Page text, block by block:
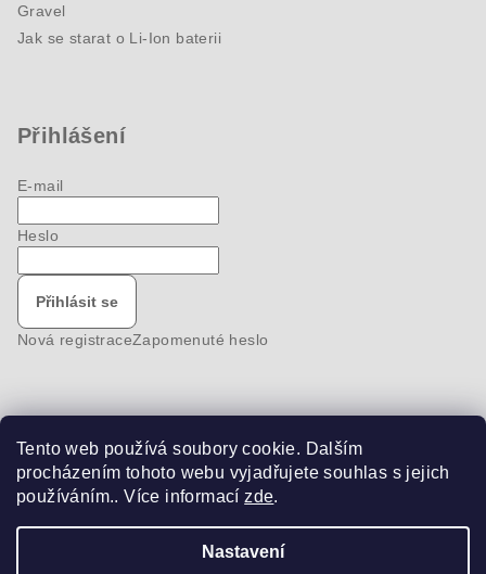
Tento web používá soubory cookie. Dalším
procházením tohoto webu vyjadřujete souhlas s jejich
používáním.. Více informacízde.
Nastavení
Gravel
Jak se starat o Li-Ion baterii
Přihlášení
E-mail
Heslo
Přihlásit se
Nová registraceZapomenuté heslo
Nákupní košík
0ks /0 Kč